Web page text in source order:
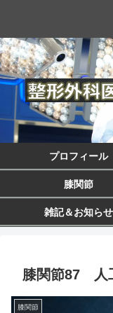
プロフィール
膝関節
雑記＆お知らせ
膝関節87 人
膝関節